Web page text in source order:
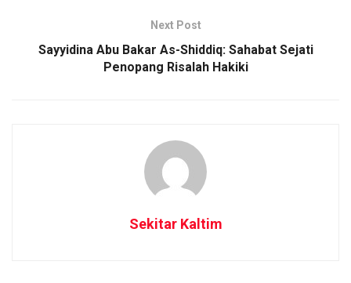
Next Post
Sayyidina Abu Bakar As-Shiddiq: Sahabat Sejati
Penopang Risalah Hakiki
Sekitar Kaltim